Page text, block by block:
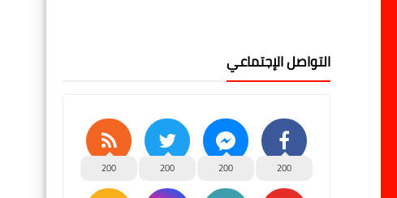
التواصل الإجتماعي
200
200
200
200